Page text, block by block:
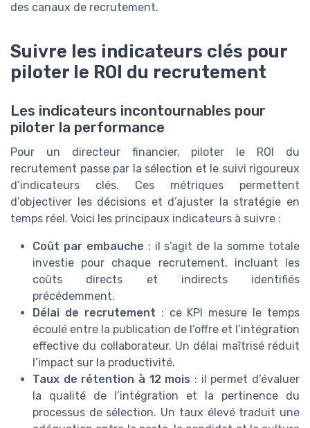
des canaux de recrutement.
Suivre les indicateurs clés pour
piloter le ROI du recrutement
Les indicateurs incontournables pour
piloter la performance
Pour un directeur financier, piloter le ROI du
recrutement passe par la sélection et le suivi rigoureux
d’indicateurs clés. Ces métriques permettent
d’objectiver les décisions et d’ajuster la stratégie en
temps réel. Voici les principaux indicateurs à suivre :
Coût par embauche : il s’agit de la somme totale
investie pour chaque recrutement, incluant les
coûts directs et indirects identifiés
précédemment.
Délai de recrutement : ce KPI mesure le temps
écoulé entre la publication de l’offre et l’intégration
effective du collaborateur. Un délai maîtrisé réduit
l’impact sur la productivité.
Taux de rétention à 12 mois : il permet d’évaluer
la qualité de l’intégration et la pertinence du
processus de sélection. Un taux élevé traduit une
TOP 10 des
solutions IA pour les
DAF
Téléchargez gratuitement le livre